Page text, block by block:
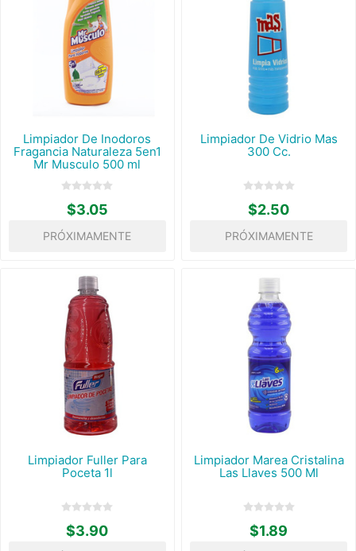
Limpiador De Inodoros
Fragancia Naturaleza 5en1
Mr Musculo 500 ml
$3.05
PRÓXIMAMENTE
Limpiador De Vidrio Mas
300 Cc.
$2.50
PRÓXIMAMENTE
Limpiador Fuller Para
Poceta 1l
$3.90
Limpiador Marea Cristalina
Las Llaves 500 Ml
$1.89